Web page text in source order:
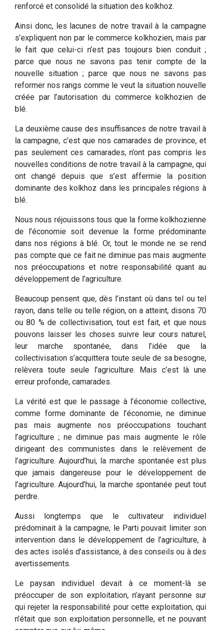
renforcé et consolidé la situation des kolkhoz.
Ainsi donc, les lacunes de notre travail à la campagne
s’expliquent non par le commerce kolkhozien, mais par
le fait que celui-ci n’est pas toujours bien conduit ;
parce que nous ne savons pas tenir compte de la
nouvelle situation ; parce que nous ne savons pas
reformer nos rangs comme le veut la situation nouvelle
créée par l’autorisation du commerce kolkhozien de
blé.
La deuxième cause des insuffisances de notre travail à
la campagne, c’est que nos camarades de province, et
pas seulement ces camarades, n’ont pas compris les
nouvelles conditions de notre travail à la campagne, qui
ont changé depuis que s’est affermie la position
dominante des kolkhoz dans les principales régions à
blé.
Nous nous réjouissons tous que la forme kolkhozienne
de l’économie soit devenue la forme prédominante
dans nos régions à blé. Or, tout le monde ne se rend
pas compte que ce fait ne diminue pas mais augmente
nos préoccupations et notre responsabilité quant au
développement de l’agriculture.
Beaucoup pensent que, dès l’instant où dans tel ou tel
rayon, dans telle ou telle région, on a atteint, disons 70
ou 80 % de collectivisation, tout est fait, et que nous
pouvons laisser les choses suivre leur cours naturel,
leur marche spontanée, dans l’idée que la
collectivisation s’acquittera toute seule de sa besogne,
relèvera toute seule l’agriculture. Mais c’est là une
erreur profonde, camarades.
La vérité est que le passage à l’économie collective,
comme forme dominante de l’économie, ne diminue
pas mais augmente nos préoccupations touchant
l’agriculture ; ne diminue pas mais augmente le rôle
dirigeant des communistes dans le relèvement de
l’agriculture. Aujourd’hui, la marche spontanée est plus
que jamais dangereuse pour le développement de
l’agriculture. Aujourd’hui, la marche spontanée peut tout
perdre.
Aussi longtemps que le cultivateur individuel
prédominait à la campagne, le Parti pouvait limiter son
intervention dans le développement de l’agriculture, à
des actes isolés d’assistance, à des conseils ou à des
avertissements.
Le paysan individuel devait à ce moment-là se
préoccuper de son exploitation, n’ayant personne sur
qui rejeter la responsabilité pour cette exploitation, qui
n’était que son exploitation personnelle, et ne pouvant